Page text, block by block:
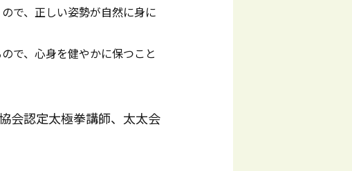
で、正しい姿勢が自然に身に
で、心身を健やかに保つこと
会認定太極拳講師、太太会